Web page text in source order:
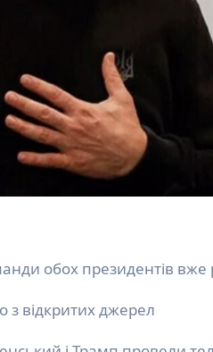
обох президентів вже
з відкритих джерел